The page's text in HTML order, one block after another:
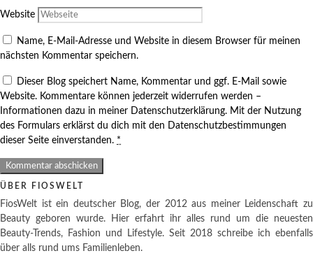
Website
Name, E-Mail-Adresse und Website in diesem Browser für meinen
nächsten Kommentar speichern.
Dieser Blog speichert Name, Kommentar und ggf. E-Mail sowie
Website. Kommentare können jederzeit widerrufen werden –
Informationen dazu in meiner Datenschutzerklärung. Mit der Nutzung
des Formulars erklärst du dich mit den Datenschutzbestimmungen
dieser Seite einverstanden. *
ÜBER FIOSWELT
FiosWelt ist ein deutscher Blog, der 2012 aus meiner Leidenschaft zu
Beauty geboren wurde. Hier erfahrt ihr alles rund um die neuesten
Beauty-Trends, Fashion und Lifestyle. Seit 2018 schreibe ich ebenfalls
über alls rund ums Familienleben.